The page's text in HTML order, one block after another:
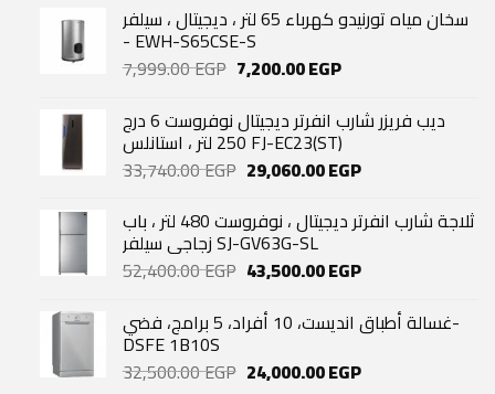
سخان مياه تورنيدو كهرباء 65 لتر ، ديجيتال ، سيلفر
- EWH-S65CSE-S
7,999.00EGP Original
was:
7,999.00 EGP.
7,200.00EGPCurrent
is:
7,200.00 EGP.
ديب فريزر شارب انفرتر ديجيتال نوفروست 6 درج
250 لتر ، استانلس FJ-EC23(ST)
33,740.00EGP Original
was:
33,740.00 EGP.
29,060.00EGPCurrent
is:
29,060.00 EGP.
ثلاجة شارب انفرتر ديجيتال ، نوفروست 480 لتر ، باب
زجاجي سيلفر SJ-GV63G-SL
52,400.00EGP Original
was:
52,400.00 EGP.
43,500.00EGPCurrent
is:
43,500.00 EGP.
غسالة أطباق انديست، 10 أفراد، 5 برامج، فضي-
DSFE 1B10S
32,500.00EGP Original
24,000.00EGPCurrent